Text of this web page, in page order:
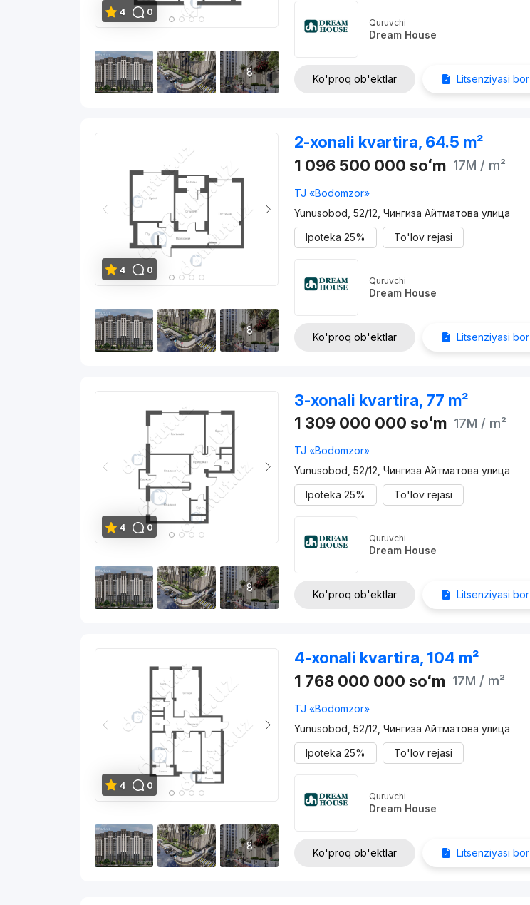
4 0
8
Quruvchi
Dream House
Ko'proq ob'ektlar Litsenziyasi bor
4 0
8
2-xonali kvartira, 64.5 m²
1 096 500 000 soʻm 17M / m²
TJ «Bodomzor»
Yunusobod, 52/12, Чингиза Айтматова улица
Ipoteka25% To'lov rejasi
Quruvchi
Dream House
Ko'proq ob'ektlar Litsenziyasi bor
4 0
8
3-xonali kvartira, 77 m²
1 309 000 000 soʻm 17M / m²
TJ «Bodomzor»
Yunusobod, 52/12, Чингиза Айтматова улица
Ipoteka25% To'lov rejasi
Quruvchi
Dream House
Ko'proq ob'ektlar Litsenziyasi bor
4 0
8
4-xonali kvartira, 104 m²
1 768 000 000 soʻm 17M / m²
TJ «Bodomzor»
Yunusobod, 52/12, Чингиза Айтматова улица
Ipoteka25% To'lov rejasi
Quruvchi
Dream House
Ko'proq ob'ektlar Litsenziyasi bor